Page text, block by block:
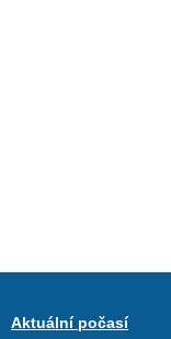
Aktuální počasí